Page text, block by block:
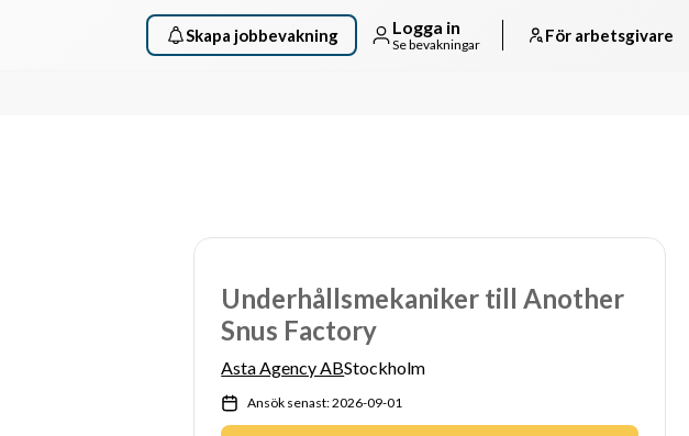
Skapa jobbevakning Logga in
Se bevakningar För arbetsgivare
Underhållsmekaniker till Another
Snus Factory
Asta Agency ABStockholm
Ansök senast: 2026-09-01